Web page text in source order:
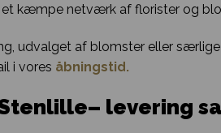
kæmpe netværk af florister og
udvalget af blomster eller
i vores åbningstid.
levering